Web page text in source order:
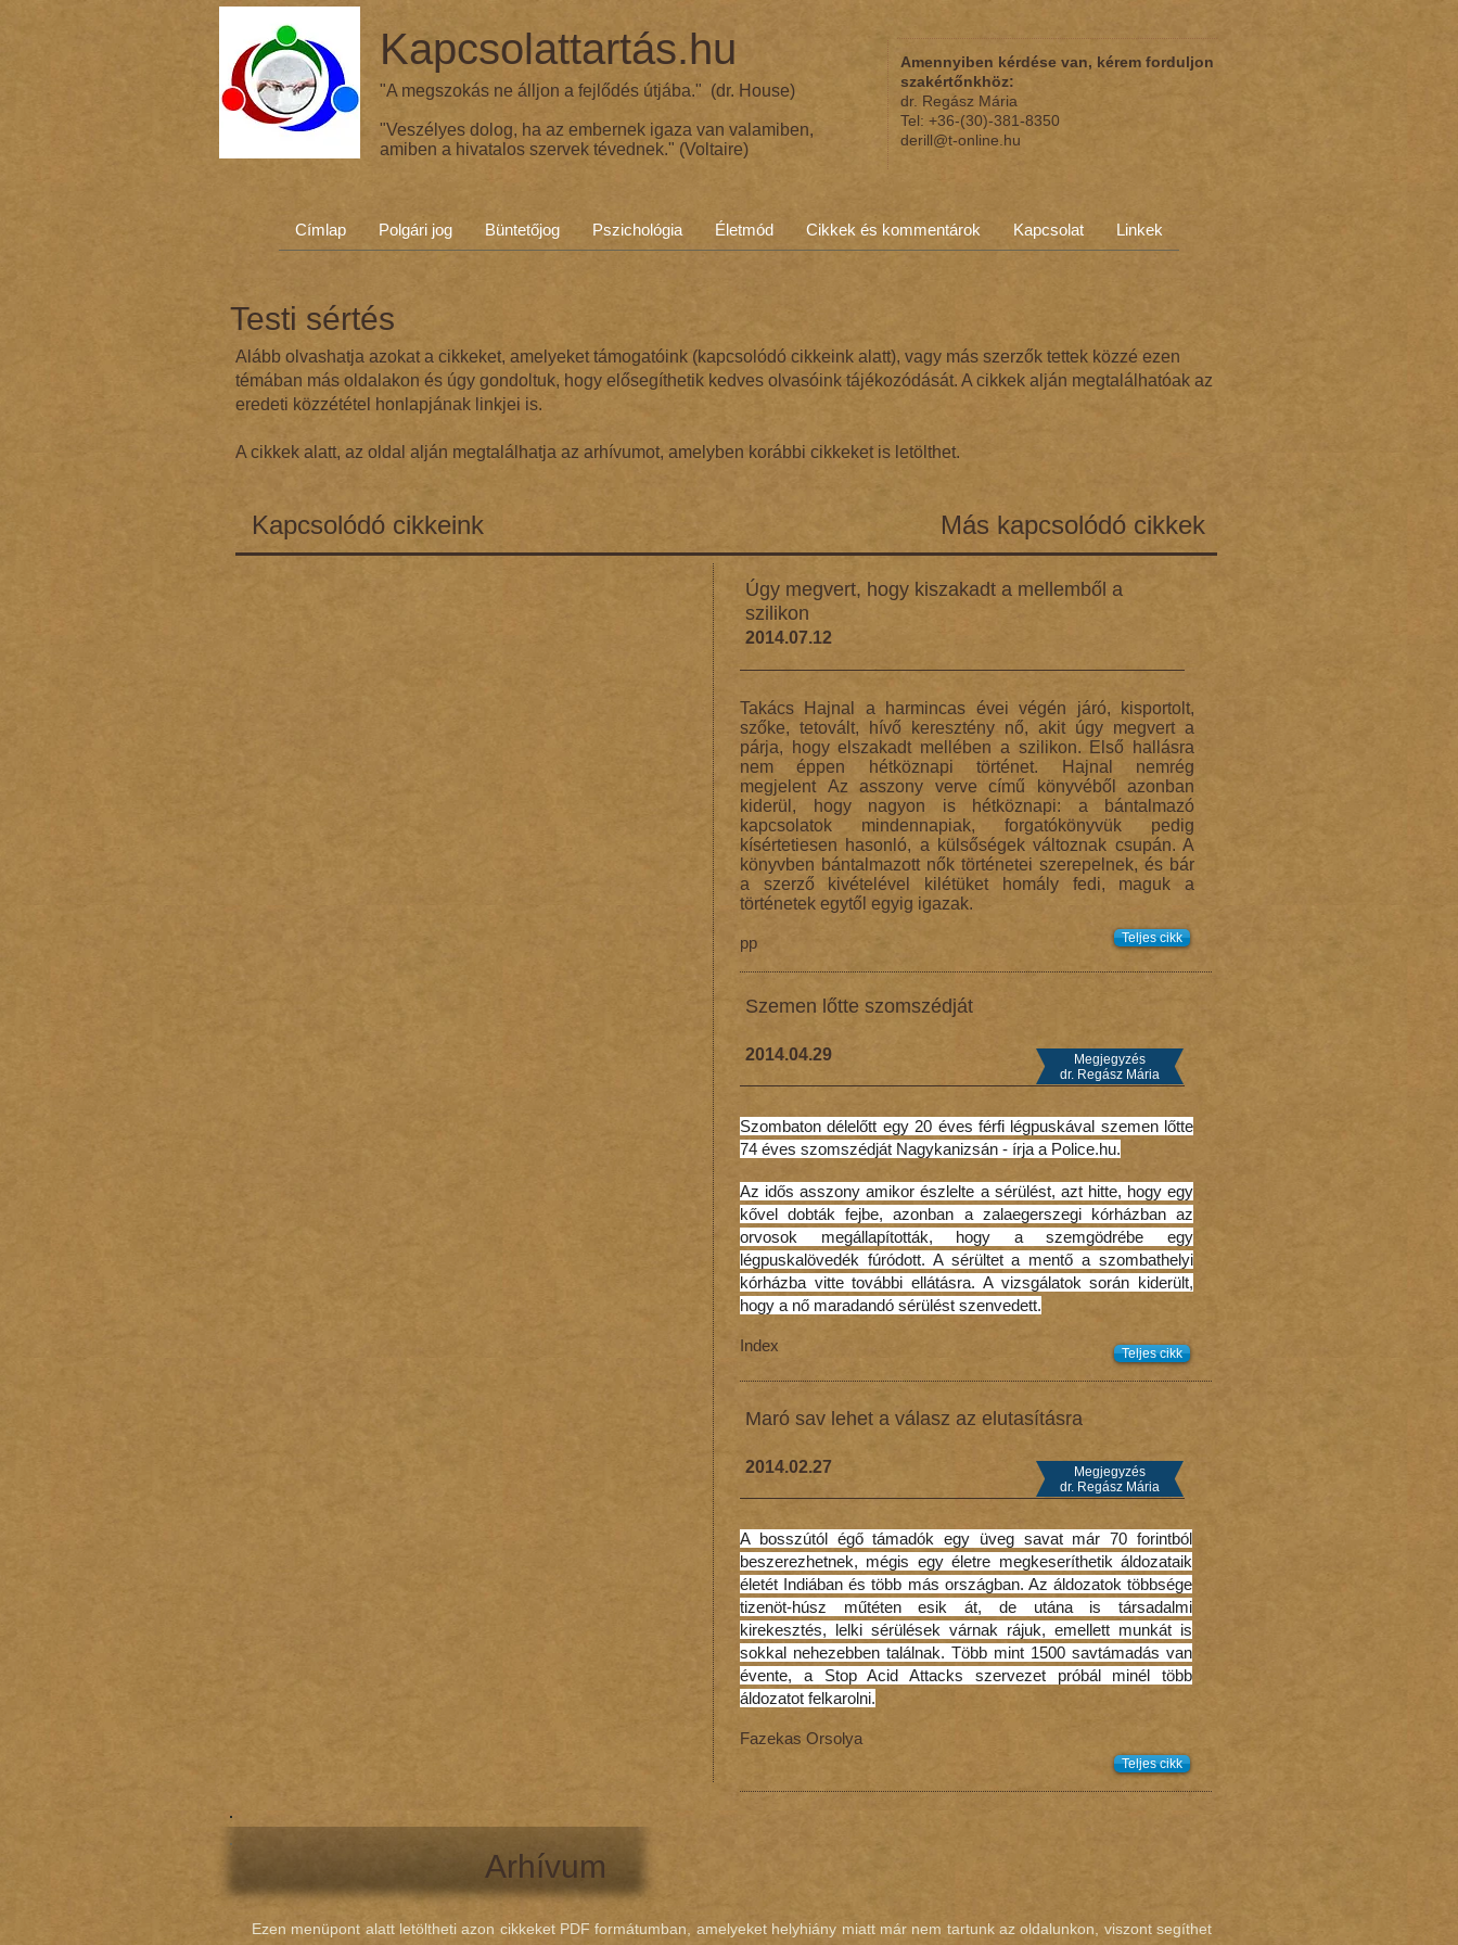
Kapcsolattartás.hu
"A megszokás ne álljon a fejlődés útjába." (dr. House)
"Veszélyes dolog, ha az embernek igaza van valamiben,
amiben a hivatalos szervek tévednek." (Voltaire)
Amennyiben kérdése van, kérem forduljon
szakértőnkhöz:
dr. Regász Mária
Tel: +36-(30)-381-8350
derill@t-online.hu
Címlap Polgári jog Büntetőjog Pszichológia Életmód Cikkek és kommentárok Kapcsolat Linkek
Testi sértés
Alább olvashatja azokat a cikkeket, amelyeket támogatóink (kapcsolódó cikkeink alatt), vagy más szerzők tettek közzé ezen
témában más oldalakon és úgy gondoltuk, hogy elősegíthetik kedves olvasóink tájékozódását. A cikkek alján megtalálhatóak az
eredeti közzététel honlapjának linkjei is.
A cikkek alatt, az oldal alján megtalálhatja az arhívumot, amelyben korábbi cikkeket is letölthet.
Kapcsolódó cikkeink Más kapcsolódó cikkek
Úgy megvert, hogy kiszakadt a mellemből a
szilikon
2014.07.12
Takács Hajnal a harmincas évei végén járó, kisportolt,
szőke, tetovált, hívő keresztény nő, akit úgy megvert a
párja, hogy elszakadt mellében a szilikon. Első hallásra
nem éppen hétköznapi történet. Hajnal nemrég
megjelent Az asszony verve című könyvéből azonban
kiderül, hogy nagyon is hétköznapi: a bántalmazó
kapcsolatok mindennapiak, forgatókönyvük pedig
kísértetiesen hasonló, a külsőségek változnak csupán. A
könyvben bántalmazott nők történetei szerepelnek, és bár
a szerző kivételével kilétüket homály fedi, maguk a
történetek egytől egyig igazak.
pp Teljes cikk
Szemen lőtte szomszédját
2014.04.29
Megjegyzés
dr. Regász Mária
Szombaton délelőtt egy 20 éves férfi légpuskával szemen lőtte
74 éves szomszédját Nagykanizsán - írja a Police.hu.
Az idős asszony amikor észlelte a sérülést, azt hitte, hogy egy
kővel dobták fejbe, azonban a zalaegerszegi kórházban az
orvosok megállapították, hogy a szemgödrébe egy
légpuskalövedék fúródott. A sérültet a mentő a szombathelyi
kórházba vitte további ellátásra. A vizsgálatok során kiderült,
hogy a nő maradandó sérülést szenvedett.
Index Teljes cikk
Maró sav lehet a válasz az elutasításra
2014.02.27
Megjegyzés
dr. Regász Mária
A bosszútól égő támadók egy üveg savat már 70 forintból
beszerezhetnek, mégis egy életre megkeseríthetik áldozataik
életét Indiában és több más országban. Az áldozatok többsége
tizenöt-húsz műtéten esik át, de utána is társadalmi
kirekesztés, lelki sérülések várnak rájuk, emellett munkát is
sokkal nehezebben találnak. Több mint 1500 savtámadás van
évente, a Stop Acid Attacks szervezet próbál minél több
áldozatot felkarolni.
Fazekas Orsolya
Teljes cikk
Arhívum
Ezen menüpont alatt letöltheti azon cikkeket PDF formátumban, amelyeket helyhiány miatt már nem tartunk az oldalunkon, viszont segíthet